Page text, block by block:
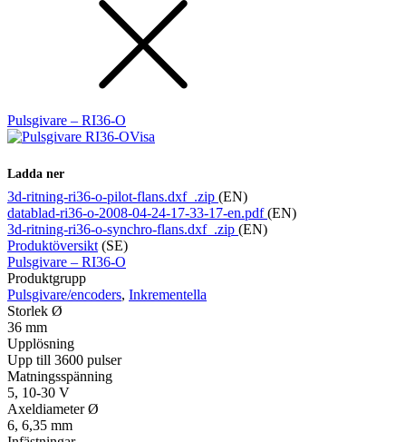
Pulsgivare – RI36-O
Visa
Ladda ner
3d-ritning-ri36-o-pilot-flans.dxf_.zip (EN)
datablad-ri36-o-2008-04-24-17-33-17-en.pdf(EN)
3d-ritning-ri36-o-synchro-flans.dxf_.zip (EN)
Produktöversikt (SE)
Pulsgivare – RI36-O
Produktgrupp
Pulsgivare/encoders, Inkrementella
Storlek Ø
36 mm
Upplösning
Upp till 3600 pulser
Matningsspänning
5, 10-30 V
Axeldiameter Ø
6, 6,35 mm